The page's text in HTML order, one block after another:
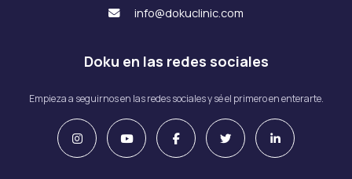
info@dokuclinic.com
Doku en las redes sociales
Empieza a seguirnos en las redes sociales y sé el primero en enterarte.